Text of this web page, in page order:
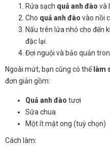
Rửa sạch quả anh đào và
Cho quả anh đào vào nồi
Nấu trên lửa nhỏ cho đến
đặc lại.
Đợi nguội và bảo quản
Ngoài mứt, bạn cũng có thể làm
đơn giản gồm:
Quả anh đào tươi
Sữa chua
Một ít mật ong (tuỳ chọn)
Cách làm: